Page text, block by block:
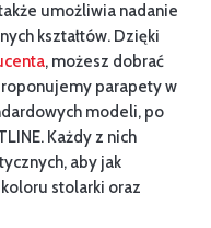
umożliwia nadanie
kształtów. Dzięki
, możesz dobrać
parapety w
modeli, po
Każdy z nich
aby jak
stolarki oraz